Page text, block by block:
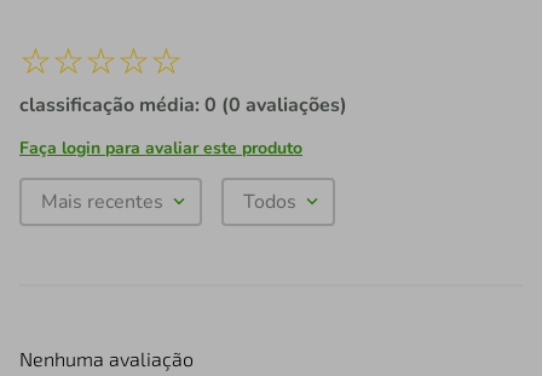
☆☆☆☆☆
classificação média: 0 (0 avaliações)
Faça login para avaliar este produto
Mais recentes Todos
Nenhuma avaliação